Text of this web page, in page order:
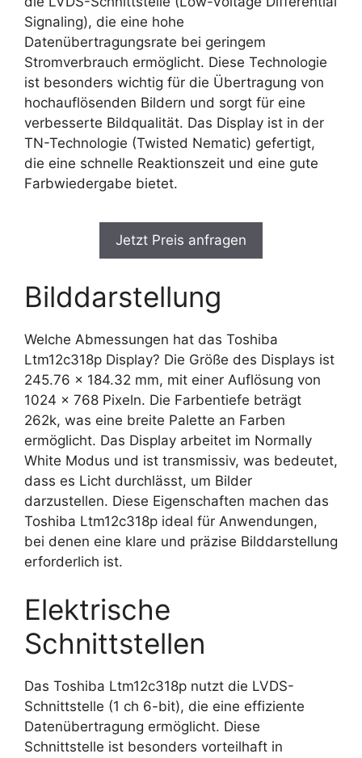
Signaling), die eine hohe
Datenübertragungsrate bei geringem
Stromverbrauch ermöglicht. Diese Technologie
ist besonders wichtig für die Übertragung von
hochauflösenden Bildern und sorgt für eine
verbesserte Bildqualität. Das Display ist in der
TN-Technologie (Twisted Nematic) gefertigt,
die eine schnelle Reaktionszeit und eine gute
Farbwiedergabe bietet.
Jetzt Preis anfragen
Bilddarstellung
Welche Abmessungen hat das Toshiba
Ltm12c318p Display? Die Größe des Displays ist
245.76 x 184.32 mm, mit einer Auflösung von
1024 x 768 Pixeln. Die Farbentiefe beträgt
262k, was eine breite Palette an Farben
ermöglicht. Das Display arbeitet im Normally
White Modus und ist transmissiv, was bedeutet,
dass es Licht durchlässt, um Bilder
darzustellen. Diese Eigenschaften machen das
Toshiba Ltm12c318p ideal für Anwendungen,
bei denen eine klare und präzise Bilddarstellung
erforderlich ist.
Elektrische
Schnittstellen
Das Toshiba Ltm12c318p nutzt die LVDS-
Schnittstelle (1 ch 6-bit), die eine effiziente
Datenübertragung ermöglicht. Diese
Schnittstelle ist besonders vorteilhaft in